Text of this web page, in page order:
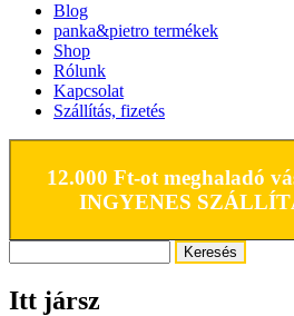
FŐMENÜ
Blog
panka&pietro termékek
Shop
Rólunk
Kapcsolat
Szállítás, fizetés
12.000 Ft-ot meghaladó
INGYENES
Itt jársz